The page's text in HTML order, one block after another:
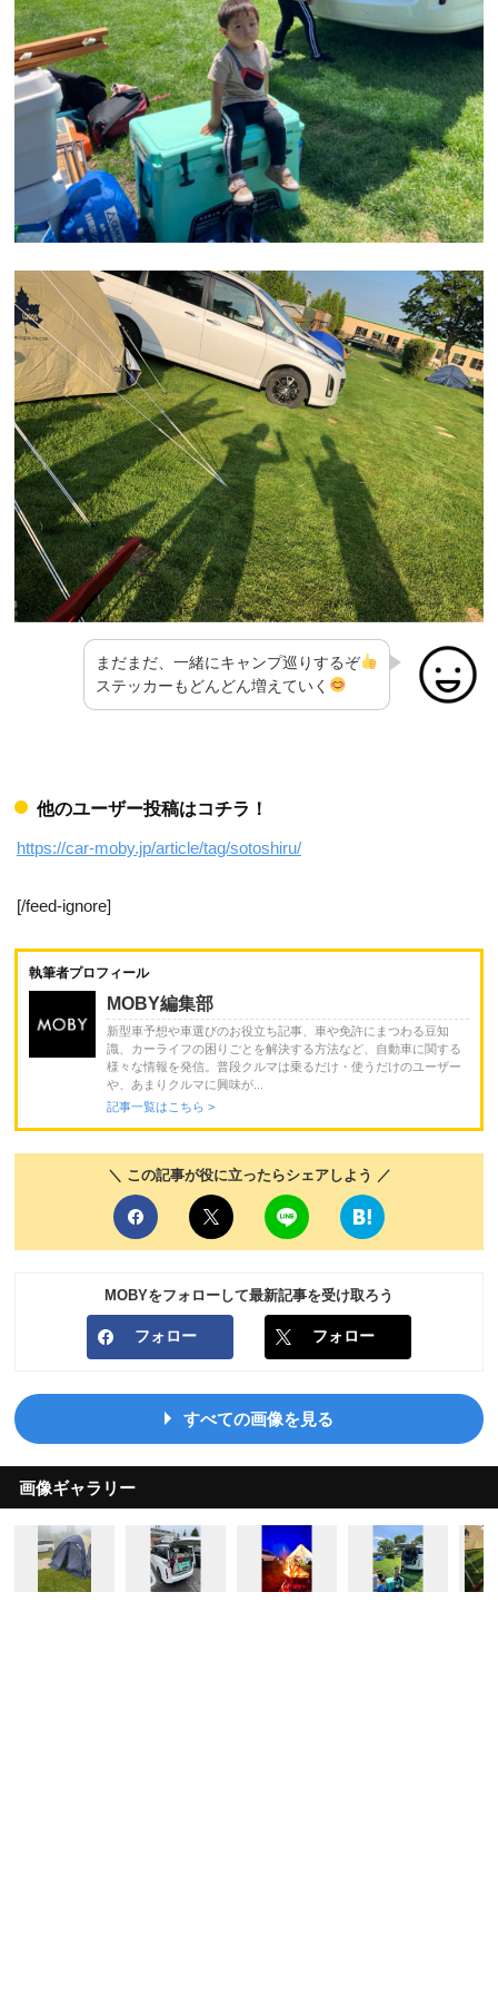
まだまだ、一緒にキャンプ巡りするぞ
ステッカーもどんどん増えていく
他のユーザー投稿はコチラ！
https://car-moby.jp/article/tag/sotoshiru/
[/feed-ignore]
執筆者プロフィール
MOBY編集部
新型車予想や車選びのお役立ち記事、車や免許にまつわる豆知
識、カーライフの困りごとを解決する方法など、自動車に関する
様々な情報を発信。普段クルマは乗るだけ・使うだけのユーザー
や、あまりクルマに興味が...
記事一覧はこちら >
＼ この記事が役に立ったらシェアしよう ／
MOBYをフォローして最新記事を受け取ろう
フォロー フォロー
すべての画像を見る
画像ギャラリー